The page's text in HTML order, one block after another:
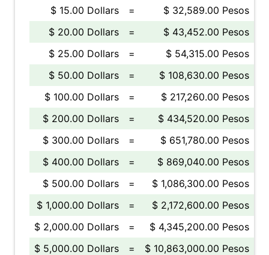
$ 15.00 Dollars
=
$ 32,589.00 Pesos
$ 20.00 Dollars
=
$ 43,452.00 Pesos
$ 25.00 Dollars
=
$ 54,315.00 Pesos
$ 50.00 Dollars
=
$ 108,630.00 Pesos
$ 100.00 Dollars
=
$ 217,260.00 Pesos
$ 200.00 Dollars
=
$ 434,520.00 Pesos
$ 300.00 Dollars
=
$ 651,780.00 Pesos
$ 400.00 Dollars
=
$ 869,040.00 Pesos
$ 500.00 Dollars
=
$ 1,086,300.00 Pesos
$ 1,000.00 Dollars
=
$ 2,172,600.00 Pesos
$ 2,000.00 Dollars
=
$ 4,345,200.00 Pesos
$ 5,000.00 Dollars
= $ 10,863,000.00 Pesos